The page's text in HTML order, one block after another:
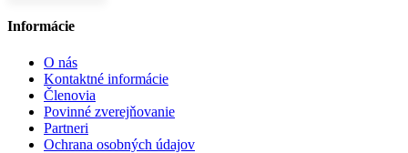
Informácie
O nás
Kontaktné informácie
Členovia
Povinné zverejňovanie
Partneri
Ochrana osobných údajov